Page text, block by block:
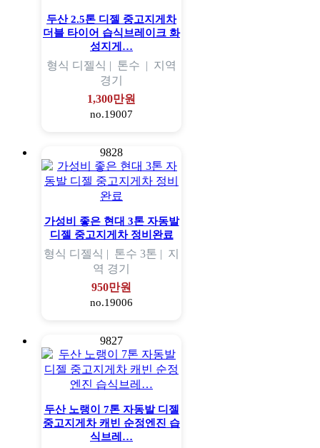
두산 2.5톤 디젤 중고지게차
더블 타이어 습식브레이크 화
성지게…
형식 디젤식 | 톤수 | 지역
경기
1,300만원
no.19007
9828
가성비 좋은 현대 3톤 자동발
디젤 중고지게차 정비완료
형식 디젤식 | 톤수 3톤 | 지
역 경기
950만원
no.19006
9827
두산 노랭이 7톤 자동발 디젤
중고지게차 캐빈 순정엔진 습
식브레…